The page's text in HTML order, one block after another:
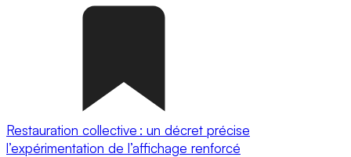
Restauration collective : un décret précise
l’expérimentation de l’affichage renforcé